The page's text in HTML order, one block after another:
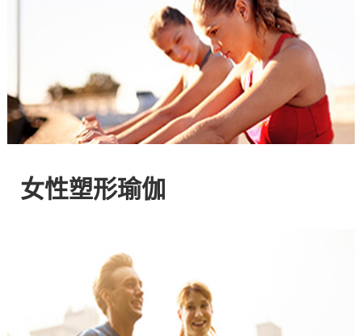
官
方
网
女性塑形瑜伽